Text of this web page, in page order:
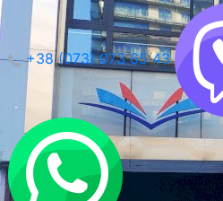
+38 (073) 073 65 43